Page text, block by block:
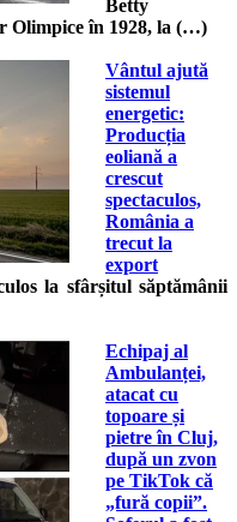
Betty
Olimpice în 1928, la (…)
Vântul ajută
sistemul
energetic:
Producția
eoliană a
crescut
spectaculos,
România a
trecut la
export
la sfârșitul săptămânii
Echipaj al
Ambulanței,
atacat cu
topoare și
pietre în Cluj,
după un zvon
pe TikTok că
„fură copii”.